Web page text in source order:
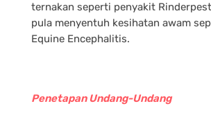
ternakan seperti penyakit
pula menyentuh kesihatan awam
Equine Encephalitis.
Penetapan Undang-Undang